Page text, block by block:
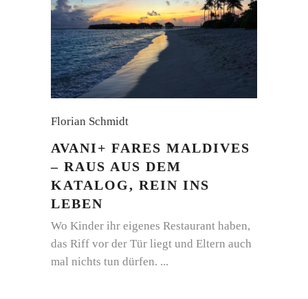
Florian Schmidt
AVANI+ FARES MALDIVES
– RAUS AUS DEM
KATALOG, REIN INS
LEBEN
Wo Kinder ihr eigenes Restaurant haben,
das Riff vor der Tür liegt und Eltern auch
mal nichts tun dürfen.